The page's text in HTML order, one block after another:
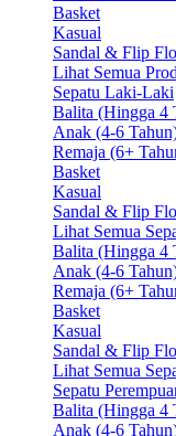
Basket
Kasual
Sandal & Flip
Lihat Semua
Sepatu Laki-Laki
Balita (Hingga 4
Anak (4-6
Remaja (6+
Basket
Kasual
Sandal & Flip
Lihat Semua
Balita (Hingga 4
Anak (4-6
Remaja (6+
Basket
Kasual
Sandal & Flip
Lihat Semua
Sepatu
Balita (Hingga 4
Anak (4-6